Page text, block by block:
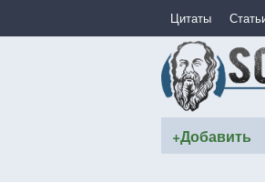
Цитаты
+Добавить